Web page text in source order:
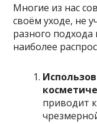
Многие из нас
своём уходе, не
разного подхода
наиболее
приводит